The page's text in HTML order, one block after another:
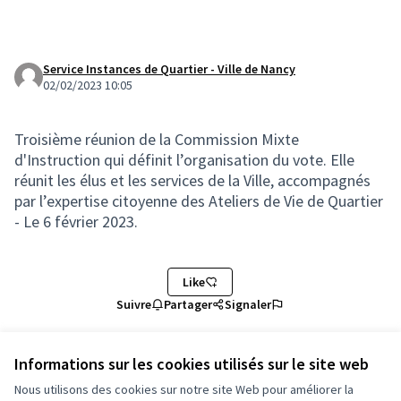
Informations sur les cookies utilisés sur le site web
Nous utilisons des cookies sur notre site Web pour améliorer la
Service Instances de Quartier - Ville de Nancy
02/02/2023 10:05
Troisième réunion de la Commission Mixte
d'Instruction qui définit l’organisation du vote. Elle
réunit les élus et les services de la Ville, accompagnés
par l’expertise citoyenne des Ateliers de Vie de Quartier
- Le 6 février 2023.
Like
Suivre
Partager Signaler